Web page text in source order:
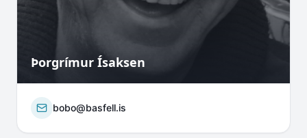
Þorgrímur Ísaksen
bobo@basfell.is